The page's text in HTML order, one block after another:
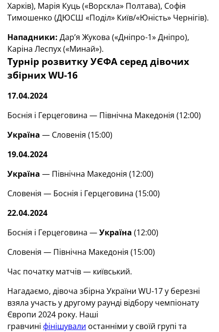
Харків), Марія Куць («Ворскла» Полтава), Софія
Тимошенко (ДЮСШ «Поділ» Київ/«Юність» Чернігів).
Нападники: Дар’я Жукова («Дніпро-1» Дніпро),
Каріна Леспух («Минай»).
Турнір розвитку УЄФА серед дівочих
збірних WU-16
17.04.2024
Боснія і Герцеговина — Північна Македонія (12:00)
Україна — Словенія (15:00)
19.04.2024
Україна — Північна Македонія (12:00)
Словенія — Боснія і Герцеговина (15:00)
22.04.2024
Боснія і Герцеговина —Україна (12:00)
Словенія — Північна Македонія (15:00)
Час початку матчів — київський.
Нагадаємо, дівоча збірна України WU-17 у березні
взяла участь у другому раунді відбору чемпіонату
Європи 2024 року. Наші
гравчині фінішували останніми у своїй групі та